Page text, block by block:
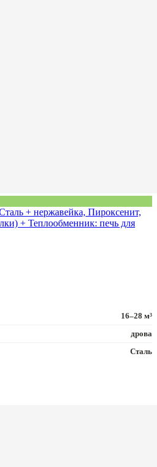
+ нержавейка, Пироксенит,
+ Теплообменник: печь для
16–28 м³
дрова
Сталь